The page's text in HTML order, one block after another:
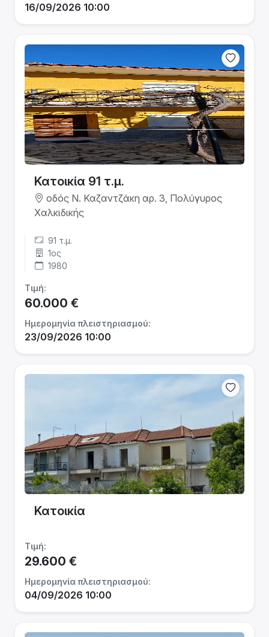
16/09/2026 10:00
Κατοικία 91 τ.μ.
οδός Ν. Καζαντζάκη αρ. 3, Πολύγυρος
Χαλκιδικής
91 τ.μ.
1ος
1980
Τιμή:
60.000 €
Ημερομηνία πλειστηριασμού:
23/09/2026 10:00
Κατοικία
Τιμή:
29.600 €
Ημερομηνία πλειστηριασμού:
04/09/2026 10:00